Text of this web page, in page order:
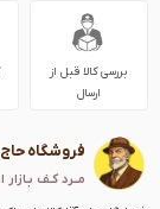
بررسی کالا قبل از
ارسال
فروشگاه حاج
مــرد کـف بـازار